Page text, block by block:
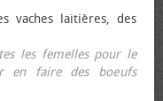
vaches laitières, des
les femelles pour le
en faire des bœufs